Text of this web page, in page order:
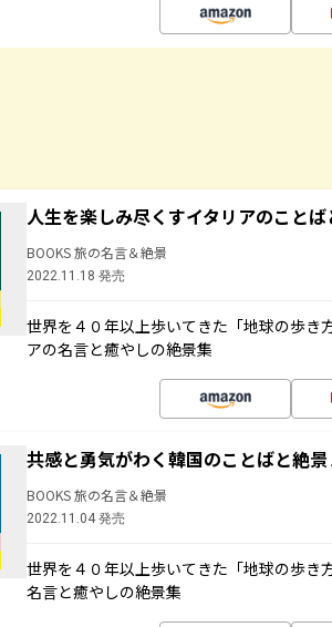
人生を楽しみ尽くすイタリアのことば
BOOKS 旅の名言＆絶景
2022.11.18 発売
世界を４０年以上歩いてきた「地球の歩き
アの名言と癒やしの絶景集
共感と勇気がわく韓国のことばと絶景
BOOKS 旅の名言＆絶景
2022.11.04 発売
世界を４０年以上歩いてきた「地球の歩き
名言と癒やしの絶景集